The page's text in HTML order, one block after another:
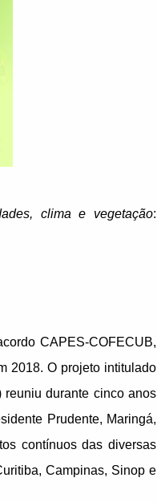
clima e vegetação:
CAPES-COFECUB,
2018. O projeto intitulado
durante cinco anos
Prudente, Maringá,
contínuos das diversas
Campinas, Sinop e